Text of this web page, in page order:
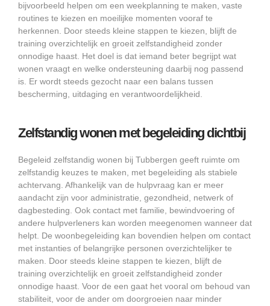
bijvoorbeeld helpen om een weekplanning te maken, vaste
routines te kiezen en moeilijke momenten vooraf te
herkennen. Door steeds kleine stappen te kiezen, blijft de
training overzichtelijk en groeit zelfstandigheid zonder
onnodige haast. Het doel is dat iemand beter begrijpt wat
wonen vraagt en welke ondersteuning daarbij nog passend
is. Er wordt steeds gezocht naar een balans tussen
bescherming, uitdaging en verantwoordelijkheid.
Zelfstandig wonen met begeleiding dichtbij
Begeleid zelfstandig wonen bij Tubbergen geeft ruimte om
zelfstandig keuzes te maken, met begeleiding als stabiele
achtervang. Afhankelijk van de hulpvraag kan er meer
aandacht zijn voor administratie, gezondheid, netwerk of
dagbesteding. Ook contact met familie, bewindvoering of
andere hulpverleners kan worden meegenomen wanneer dat
helpt. De woonbegeleiding kan bovendien helpen om contact
met instanties of belangrijke personen overzichtelijker te
maken. Door steeds kleine stappen te kiezen, blijft de
training overzichtelijk en groeit zelfstandigheid zonder
onnodige haast. Voor de een gaat het vooral om behoud van
stabiliteit, voor de ander om doorgroeien naar minder